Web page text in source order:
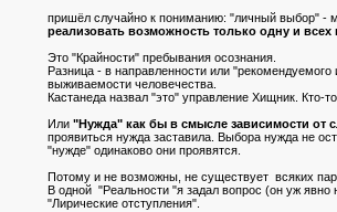
пришёл случайно к пониманию: "личный выбор" -
реализовать возможность только одну и
Это "Крайности" пребывания осознания.
Разница - в направленности или
выживаемости человечества.
Кастанеда назвал "это" управление Хищник.
Или "Нужда" как бы в смысле зависимости от
проявиться нужда заставила. Выбора нужда не
"нужде" одинаково они проявятся.
Потому и не возможны, не существует всяких
В одной "Реальности "я задал вопрос (он уж явно
"Лирические отступления".